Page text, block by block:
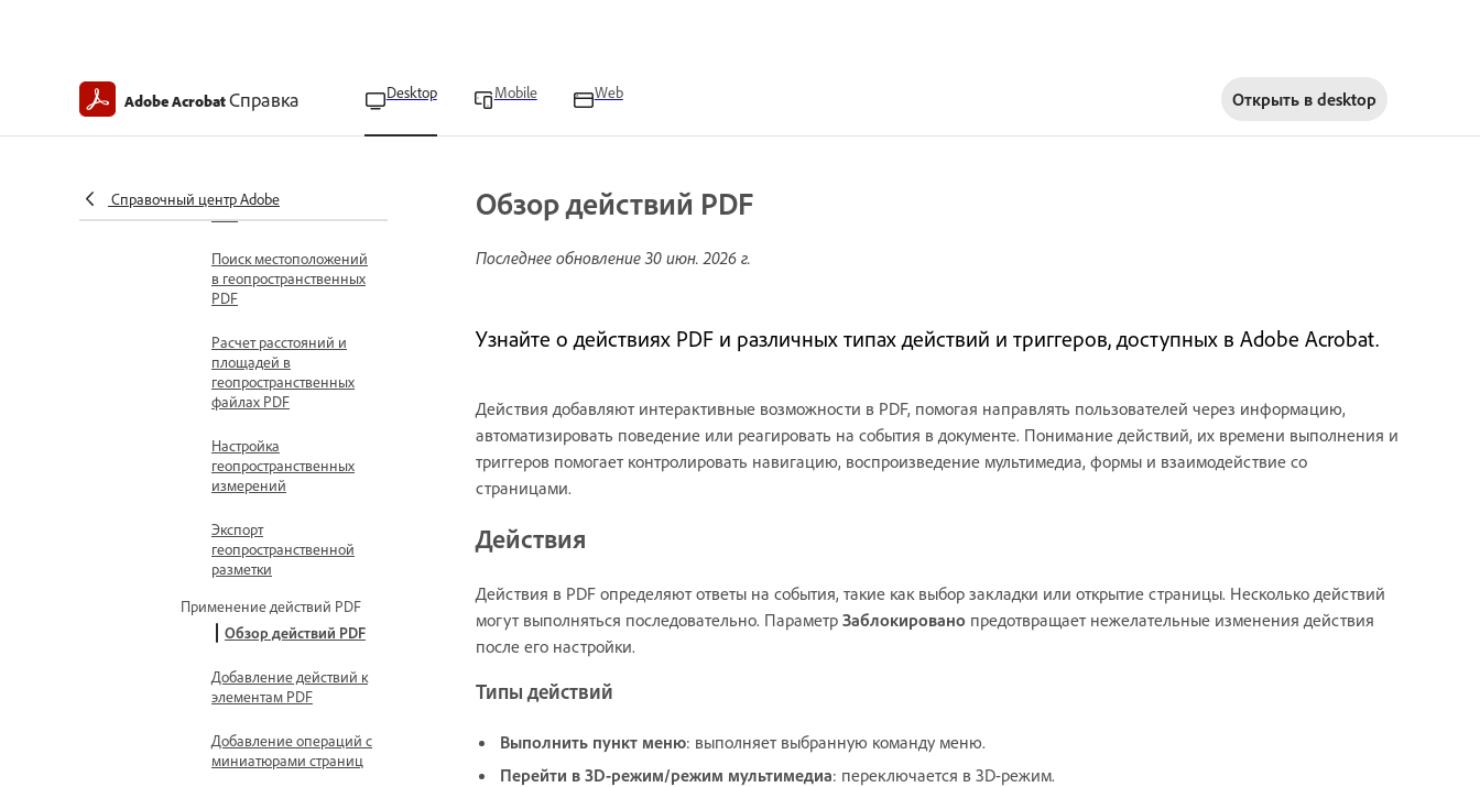
Adobe AcrobatСправка Desktop Mobile Web Открыть в desktop
Справочный центр Adobe
Создание
геопространственных
геопространственные
PDF
Поиск местоположений
в геопространственных
PDF
Расчет расстояний и
площадей в
геопространственных
файлах PDF
Настройка
геопространственных
измерений
Экспорт
геопространственной
разметки
Применение действий PDF
Обзор действий PDF
Добавление действий к
элементам PDF
Добавление операций с
миниатюрами страниц
Обзор действий PDF
Последнее обновление 30 июн. 2026 г.
Узнайте о действиях PDF и различных типах действий и триггеров, доступных в Adobe Acrobat.
Действия добавляют интерактивные возможности в PDF, помогая направлять пользователей через информацию,
автоматизировать поведение или реагировать на события в документе. Понимание действий, их времени выполнения и
триггеров помогает контролировать навигацию, воспроизведение мультимедиа, формы и взаимодействие со
страницами.
Действия
Действия в PDF определяют ответы на события, такие как выбор закладки или открытие страницы. Несколько действий
могут выполняться последовательно. Параметр Заблокировано предотвращает нежелательные изменения действия
после его настройки.
Типы действий
Выполнить пункт меню: выполняет выбранную команду меню.
Перейти в 3D-режим/режим мультимедиа: переключается в 3D-режим.